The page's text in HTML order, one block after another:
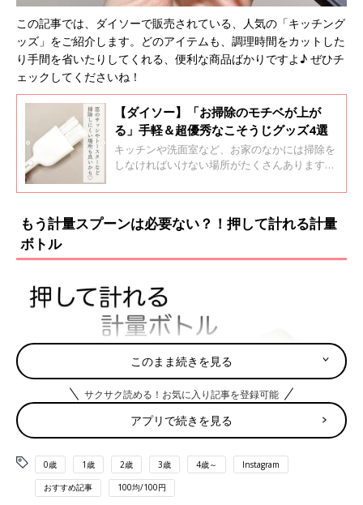
この記事では、ダイソーで販売されている、人気の「キッチング
ッズ」をご紹介します。どのアイテムも、調理時間をカットした
り手間を省いたりしてくれる、便利な商品ばかりですよ♪ ぜひチ
ェックしてくださいね！
【ダイソー】「お掃除のモチベが上が
る」手軽＆超優秀なこそうじグッズ4選
キッチンや洗面室など、お家のなかには掃除を
しなければいけない場所がたくさんありますよ
て、お家のキレイをキープしませんか？この記
にぴったりなアイテムをご紹介します♪
もう計量スプーンは必要ない？！押して計れる計量
ボトル
このまま続きを見る
サクサク読める！お気に入り記事を登録可能
アプリで続きを見る
0歳 1歳 2歳 3歳 4歳～ Instagram
おすすめ記事 100均/100円